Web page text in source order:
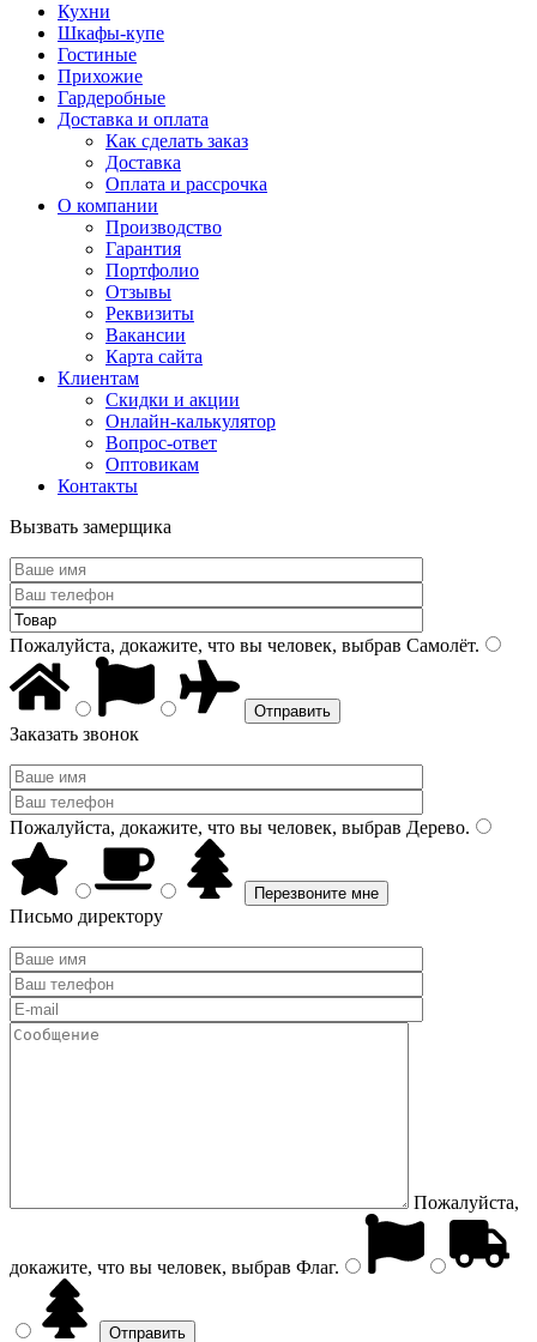
Кухни
Шкафы-купе
Гостиные
Прихожие
Гардеробные
Доставка и оплата
Как сделать заказ
Доставка
Оплата и рассрочка
О компании
Производство
Гарантия
Портфолио
Отзывы
Реквизиты
Вакансии
Карта сайта
Клиентам
Скидки и акции
Онлайн-калькулятор
Вопрос-ответ
Оптовикам
Контакты
Вызвать замерщика
Пожалуйста, докажите, что вы человек, выбрав Самолёт.
Заказать звонок
Пожалуйста, докажите, что вы человек, выбрав Дерево.
Письмо директору
Пожалуйста,
докажите, что вы человек, выбрав Флаг.